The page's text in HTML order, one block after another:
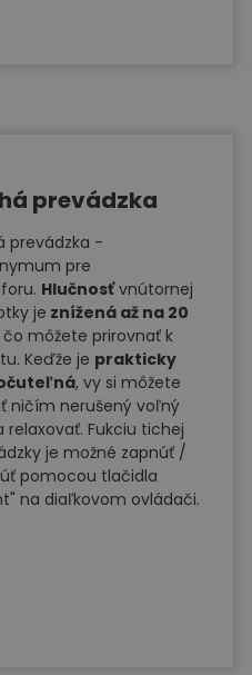
prevádzka
prevádzka -
pre
Hlučnosťvnútornej
je znížená až na 20
čo môžete prirovnať k
Keďže je prakticky
, vy si môžete
ničím nerušený voľný
relaxovať. Fukciu tichej
je možné zapnúť /
pomocou tlačidla
na diaľkovom ovládači.